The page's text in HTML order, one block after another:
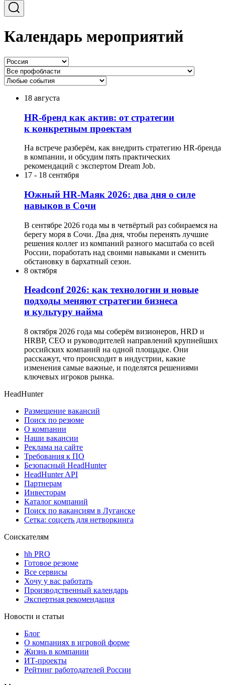
Календарь мероприятий
18 августа
HR-бренд как актив: от стратегии
к конкретным проектам
На встрече разберём, как внедрить стратегию HR-бренда
в компании, и обсудим пять практических
рекомендаций с экспертом Dream Job.
17 - 18 сентября
Южный HR-Маяк 2026: два дня о силе
навыков в Сочи
В сентябре 2026 года мы в четвёртый раз собираемся на
берегу моря в Сочи. Два дня, чтобы перенять лучшие
решения коллег из компаний разного масштаба со всей
России, поработать над своими навыками и сменить
обстановку в бархатный сезон.
8 октября
Headсonf 2026: как технологии и новые
подходы меняют стратегии бизнеса
и культуру найма
8 октября 2026 года мы соберём визионеров, HRD и
HRBP, СЕО и руководителей направлений крупнейших
российских компаний на одной площадке. Они
расскажут, что происходит в индустрии, какие
изменения самые важные, и поделятся решениями
ключевых игроков рынка.
HeadHunter
Размещение вакансий
Поиск по резюме
О компании
Наши вакансии
Реклама на сайте
Требования к ПО
Безопасный HeadHunter
HeadHunter API
Партнерам
Инвесторам
Каталог компаний
Поиск по вакансиям в Луганске
Сетка: соцсеть для нетворкинга
Соискателям
hh PRO
Готовое резюме
Все сервисы
Хочу у вас работать
Производственный календарь
Экспертная рекомендация
Новости и статьи
Блог
О компаниях в игровой форме
Жизнь в компании
ИТ-проекты
Рейтинг работодателей России